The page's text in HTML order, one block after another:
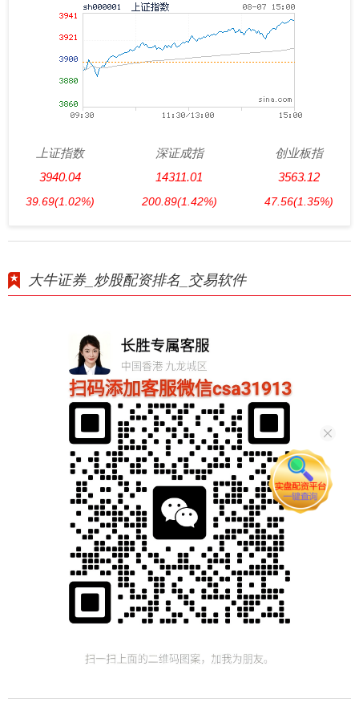
上证指数
3940.04
39.69(1.02%)
深证成指
14311.01
200.89(1.42%)
创业板指
3563.12
47.56(1.35%)
大牛证券_炒股配资排名_交易软件